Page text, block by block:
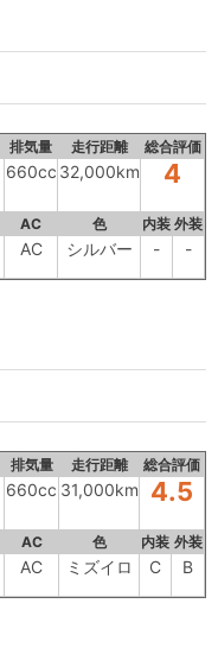
排気量 走行距離 総合評価
660cc 32,000km 4
AC 色 内装 外装
AC シルバー - -
排気量 走行距離 総合評価
660cc 31,000km 4.5
AC 色 内装 外装
AC ミズイロ C B